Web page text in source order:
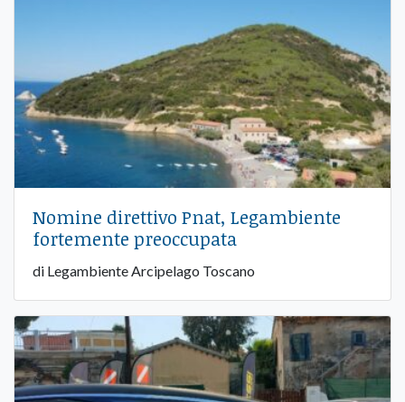
Nomine direttivo Pnat, Legambiente
fortemente preoccupata
di Legambiente Arcipelago Toscano